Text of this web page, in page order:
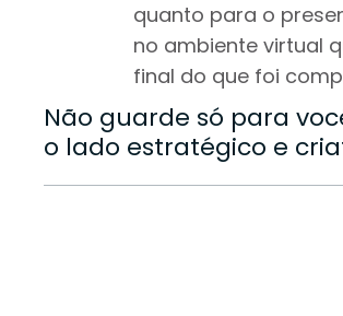
quanto para o
no ambiente virtual
final do que foi
Não guarde só para
o lado estratégico e